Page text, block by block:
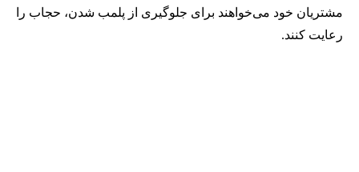
مشتریان خود می‌خواهند برای جلوگیری از پلمب شدن، حجاب را
رعایت کنند.